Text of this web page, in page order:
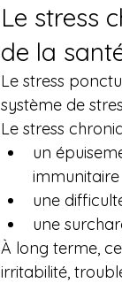
Le stress
de la
Le stress
système de
Le stress
un
immunitaire
une
une
À long terme,
irritabilité,